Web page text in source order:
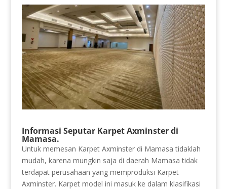
Informasi Seputar Karpet Axminster di
Mamasa.
Untuk memesan Karpet Axminster di Mamasa tidaklah
mudah, karena mungkin saja di daerah Mamasa tidak
terdapat perusahaan yang memproduksi Karpet
Axminster. Karpet model ini masuk ke dalam klasifikasi